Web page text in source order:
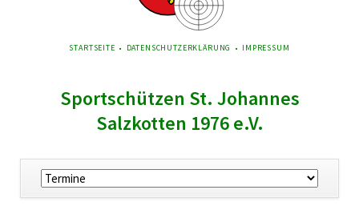
NAVIGATION
STARTSEITE DATENSCHUTZERKLÄRUNG IMPRESSUM
Sportschützen St. Johannes
Salzkotten 1976 e.V.
Navigation
überspringen